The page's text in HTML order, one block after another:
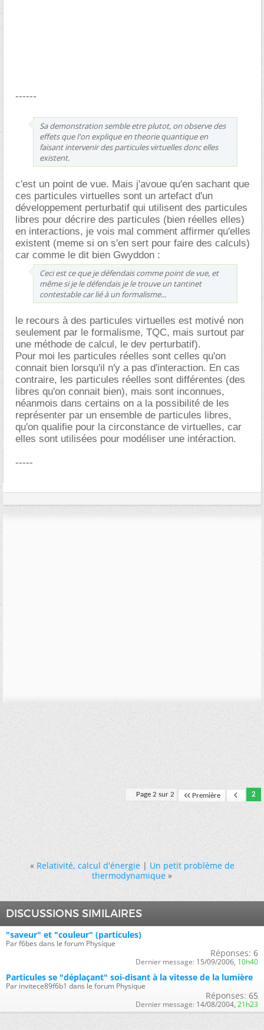
------
Sa demonstration semble etre plutot, on observe des
effets que l'on explique en theorie quantique en
faisant intervenir des particules virtuelles donc elles
existent.
c'est un point de vue. Mais j'avoue qu'en sachant que
ces particules virtuelles sont un artefact d'un
développement perturbatif qui utilisent des particules
libres pour décrire des particules (bien réelles elles)
en interactions, je vois mal comment affirmer qu'elles
existent (meme si on s'en sert pour faire des calculs)
car comme le dit bien Gwyddon :
Ceci est ce que je défendais comme point de vue, et
même si je le défendais je le trouve un tantinet
contestable car lié à un formalisme...
le recours à des particules virtuelles est motivé non
seulement par le formalisme, TQC, mais surtout par
une méthode de calcul, le dev perturbatif).
Pour moi les particules réelles sont celles qu'on
connait bien lorsqu'il n'y a pas d'interaction. En cas
contraire, les particules réelles sont différentes (des
libres qu'on connait bien), mais sont inconnues,
néanmois dans certains on a la possibilité de les
représenter par un ensemble de particules libres,
qu'on qualifie pour la circonstance de virtuelles, car
elles sont utilisées pour modéliser une intéraction.
-----
Page 2 sur 2 Première 2
« Relativité, calcul d'énergie|Un petit problème de
thermodynamique »
DISCUSSIONS SIMILAIRES
"saveur" et "couleur" (particules)
Par f6bes dans le forum Physique
Réponses: 6
Dernier message: 15/09/2006, 10h40
Particules se "déplaçant" soi-disant à la vitesse de la lumière
Par invitece89f6b1 dans le forum Physique
Réponses: 65
Dernier message: 14/08/2004, 21h23